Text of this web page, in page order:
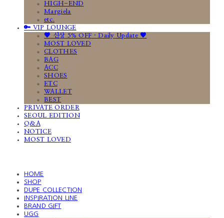
HIGH-END
Margiela
etc.
🔑 VIP LOUNGE
🤎 신상 5% OFF · Daily Update 🤎
MOST LOVED
CLOTHES
BAG
ACC
SHOES
ETC
WALLET
BEST
PRIVATE ORDER
SEOUL EDITION
Q&A
NOTICE
MOST LOVED
HOME
SHOP
DUPE COLLECTION
INSPIRATION LINE
BRAND GIFT
UGG